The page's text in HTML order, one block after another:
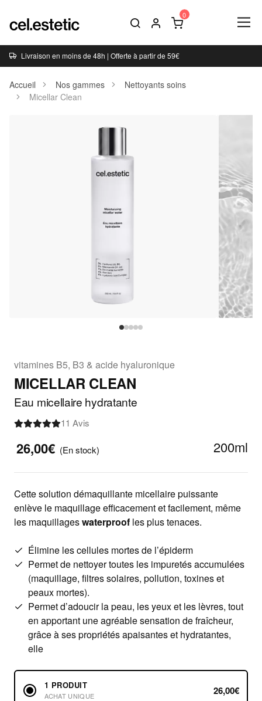
Livraison en moins de 48h | Offerte à partir de 59€
Accueil Nos gammes
Nettoyants soins
Micellar Clean
vitamines B5, B3 & acide hyaluronique
MICELLAR CLEAN
Eau micellaire hydratante
11 Avis
26,00€ 200ml
(En stock)
Cette solution démaquillante micellaire puissante
enlève le maquillage efficacement et facilement, même
les maquillageswaterproof les plus tenaces.
Élimine les cellules mortes de l’épiderm
Permet de nettoyer toutes les impuretés accumulées
(maquillage, filtres solaires, pollution, toxines et
peaux mortes).
Permet d’adoucir la peau, les yeux et les lèvres, tout
en apportant une agréable sensation de fraîcheur,
grâce à ses propriétés apaisantes et hydratantes,
elle
1 PRODUIT
ACHAT UNIQUE 26,00€